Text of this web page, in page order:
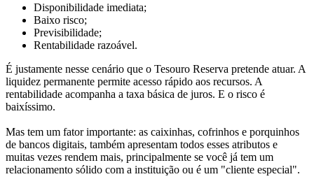
Disponibilidade imediata;
Baixo risco;
Previsibilidade;
Rentabilidade razoável.
É justamente nesse cenário que o Tesouro Reserva pretende atuar. A
liquidez permanente permite acesso rápido aos recursos. A
rentabilidade acompanha a taxa básica de juros. E o risco é
baixíssimo.
Mas tem um fator importante: as caixinhas, cofrinhos e porquinhos
de bancos digitais, também apresentam todos esses atributos e
muitas vezes rendem mais, principalmente se você já tem um
relacionamento sólido com a instituição ou é um "cliente especial".